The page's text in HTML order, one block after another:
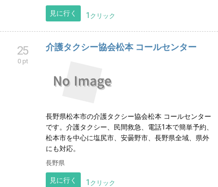
見に行く 1 クリック
25
0 pt
介護タクシー協会松本 コールセンター
長野県松本市の介護タクシー協会松本 コールセンター
です。介護タクシー、民間救急、電話1本で簡単予約、
松本市を中心に塩尻市、安曇野市、長野県全域、県外
にも対応。
長野県
見に行く 1 クリック